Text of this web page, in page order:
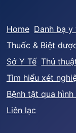
Home Danh bạ y
Thuốc & Biệt
Sở Y Tế Thủ
Tìm hiểu xét
Bệnh tật qua hình
Liên lạc